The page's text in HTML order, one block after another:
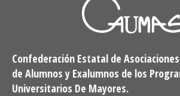
Confederación Estatal de
de Alumnos y Exalumnos de los
Universitarios De Mayores.